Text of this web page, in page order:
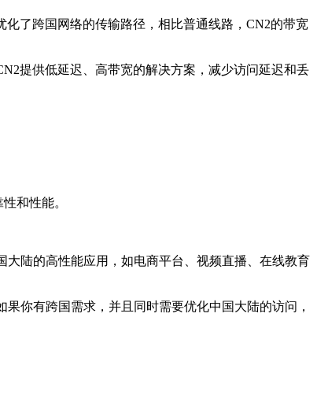
了跨国网络的传输路径，相比普通线路，CN2的带宽
提供低延迟、高带宽的解决方案，减少访问延迟和丢
和性能。
陆的高性能应用，如电商平台、视频直播、在线教育
你有跨国需求，并且同时需要优化中国大陆的访问，